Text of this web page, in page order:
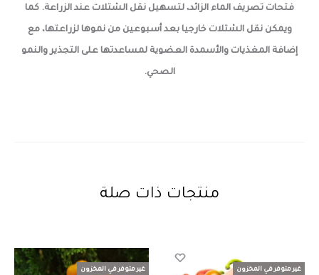
فتحات تصريف الماء الزائد، لتسهيل نقل الشتلات عند الزراعة. كما
ويمكن نقل الشتلات خارجيا بعد أسبوعين من نموها لزراعتها، مع
إضافة المغذيات والأسمدة العضوية لمساعدتها على التجذير والنمو
الصحي.
منتجات ذات صلة
غير متوفر في المخزون غير متوفر في المخزون